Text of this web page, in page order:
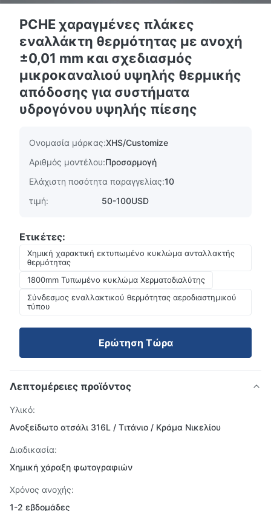
PCHE χαραγμένες πλάκες
εναλλάκτη θερμότητας με ανοχή
±0,01 mm και σχεδιασμός
μικροκαναλιού υψηλής θερμικής
απόδοσης για συστήματα
υδρογόνου υψηλής πίεσης
Ονομασία μάρκας:XHS/Customize
Αριθμός μοντέλου:Προσαρμογή
Ελάχιστη ποσότητα παραγγελίας:10
τιμή:
50-100USD
Ετικέτες:
Χημική χαρακτική εκτυπωμένο κυκλώμα ανταλλακτής
θερμότητας
1800mm Τυπωμένο κυκλώμα Χερματοδιαλύτης
Σύνδεσμος εναλλακτικού θερμότητας αεροδιαστημικού
τύπου
Ερώτηση Τώρα
Λεπτομέρειες προϊόντος
Υλικό:
Ανοξείδωτο ατσάλι 316L / Τιτάνιο / Κράμα Νικελίου
Διαδικασία:
Χημική χάραξη φωτογραφιών
Χρόνος ανοχής:
1-2 εβδομάδες